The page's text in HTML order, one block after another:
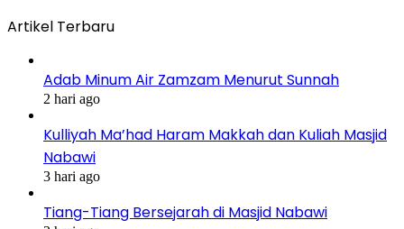
Artikel Terbaru
Adab Minum Air Zamzam Menurut Sunnah
2 hari ago
Kulliyah Ma’had Haram Makkah dan Kuliah Masjid
Nabawi
3 hari ago
Tiang-Tiang Bersejarah di Masjid Nabawi